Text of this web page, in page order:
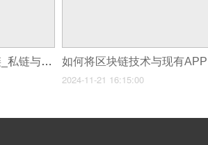
区块链APP开发:公链_私链与联盟链的深度剖析
2024-11-21 16:15:00